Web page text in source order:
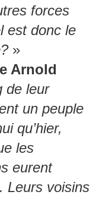
forces
est donc le
»
Arnold
de leur
un peuple
qu’hier,
les
eurent
Leurs voisins